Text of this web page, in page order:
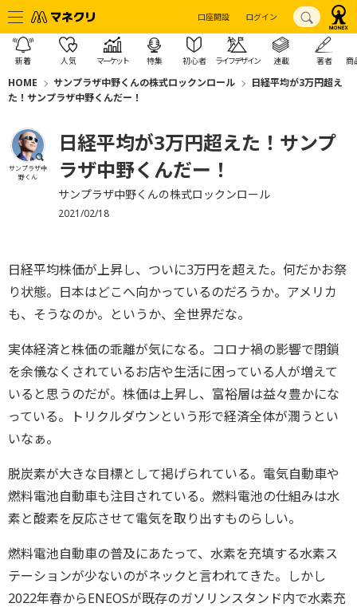
口座開設 ログイン
新着 人気 マーケット 特集 初心者 ライフデザイン 連載 著者 商
HOME サンプラザ中野くんの株式ロックンロール
日経平均が3万円超え
た！サンプラザ中野くんだー！
サンプラザ中
野くん
日経平均が3万円超えた！サンプ
ラザ中野くんだー！
サンプラザ中野くんの株式ロックンロール
2021/02/18
日経平均株価が上昇し、ついに3万円を超えた。何だかお祭
り状態。日本はどこへ向かっているのだろうか。アメリカ
も、そうなのか。というか、全世界だな。
実体経済と株価の乖離が気になる。コロナ禍の影響で閉鎖
を余儀なくされているお店や生活に困っている人が増えて
いると思うのだが。株価は上昇し、富裕層は益々豊かにな
っている。トリクルダウンという形で経済全体が潤うとい
いなぁ。
脱炭素が大きな目標として掲げられている。電気自動車や
燃料電池自動車も注目されている。燃料電池の仕組みは水
素と酸素を反応させて電気を取り出すものらしい。
燃料電池自動車の普及にあたって、水素を充填する水素ス
テーションが少ないのがネックと言われてきた。しかし
2022年春からENEOSが既存のガソリンスタンド内で水素充